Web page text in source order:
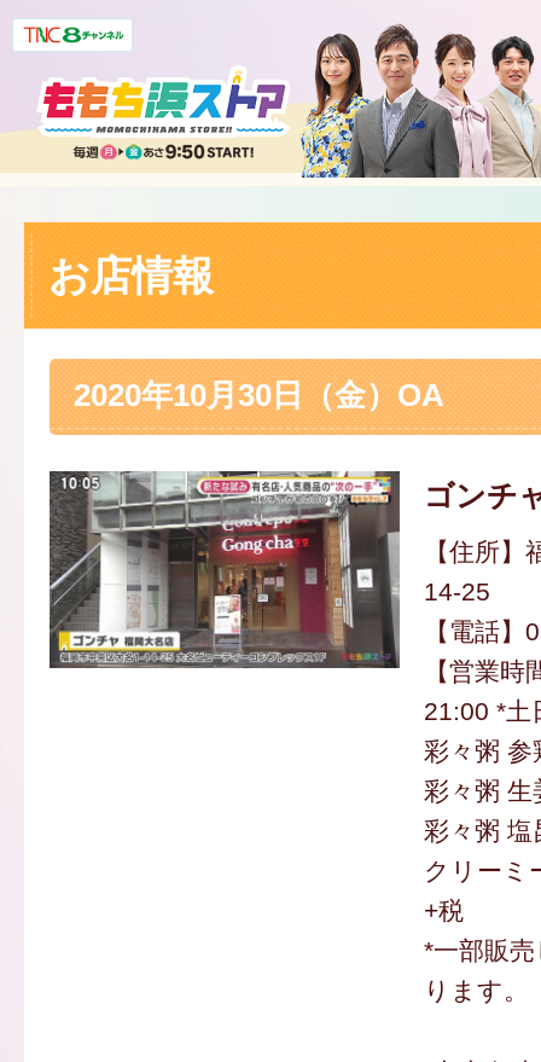
お店情報
2020年10月30日（金）OA
ゴンチ
【住所
14-25
【電話
【営業
21:00 *土
彩々粥 参
彩々粥
彩々粥 塩
クリーミ
+税
*一部販
ります。